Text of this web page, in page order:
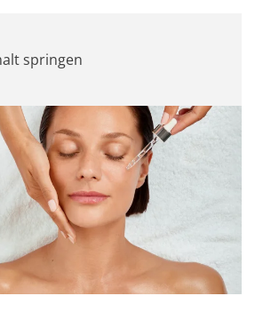
springen